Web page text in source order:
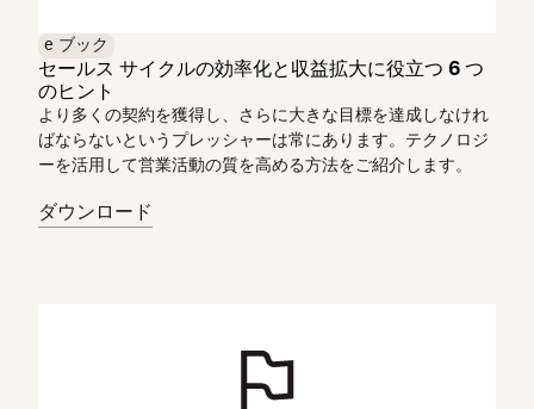
e ブック
セールス サイクルの効率化と収益拡大に役立つ 6 つ
のヒント
より多くの契約を獲得し、さらに大きな目標を達成しなけれ
ばならないというプレッシャーは常にあります。テクノロジ
ーを活用して営業活動の質を高める方法をご紹介します。
ダウンロード